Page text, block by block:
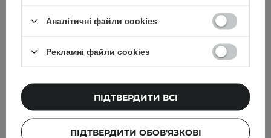
Torriden - Dive-In For Men All In One - Зволожувальна
Аналітичні файли cookies
Рекламні файли cookies
ПІДТВЕРДИТИ ОБОВ'ЯЗКОВІ
ПІДТВЕРДИТИ ВСІ